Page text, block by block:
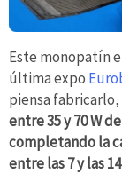
Este monopatín
última expo
piensa
entre 35 y 70 W
completando la
entre las 7 y las